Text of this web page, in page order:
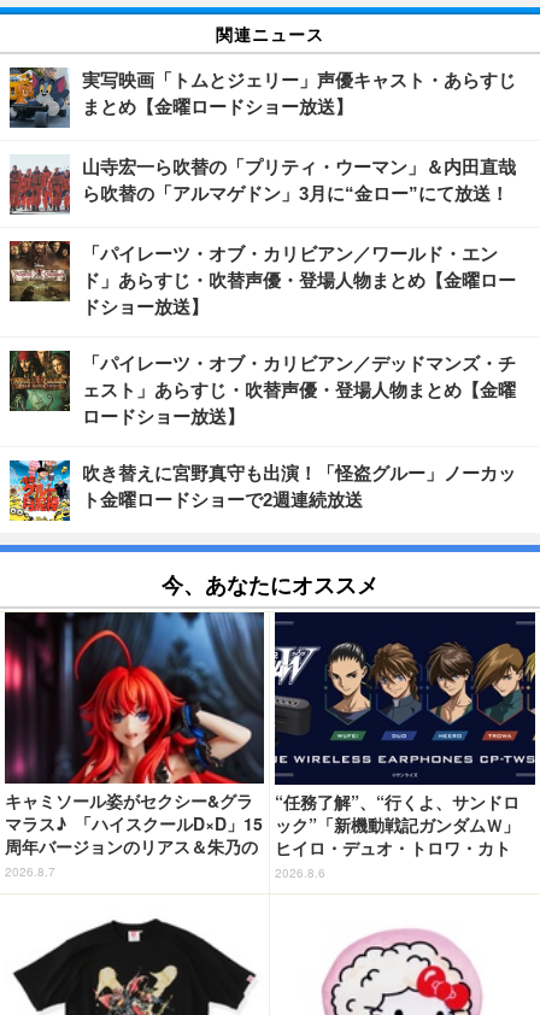
関連ニュース
実写映画「トムとジェリー」声優キャスト・あらすじ
まとめ【金曜ロードショー放送】
山寺宏一ら吹替の「プリティ・ウーマン」＆内田直哉
ら吹替の「アルマゲドン」3月に“金ロー”にて放送！
「パイレーツ・オブ・カリビアン／ワールド・エン
ド」あらすじ・吹替声優・登場人物まとめ【金曜ロー
ドショー放送】
「パイレーツ・オブ・カリビアン／デッドマンズ・チ
ェスト」あらすじ・吹替声優・登場人物まとめ【金曜
ロードショー放送】
吹き替えに宮野真守も出演！「怪盗グルー」ノーカッ
ト金曜ロードショーで2週連続放送
今、あなたにオススメ
キャミソール姿がセクシー&グラ
マラス♪ 「ハイスクールD×D」15
周年バージョンのリアス＆朱乃の
フィギュアがリニューアルパッケ
ージで登場！
2026.8.7
“任務了解”、“行くよ、サンドロ
ック”「新機動戦記ガンダムＷ」
ヒイロ・デュオ・トロワ・カト
ル・五飛の声がする…！ 新規録
り下ろしボイス搭載のワイヤレス
2026.8.6